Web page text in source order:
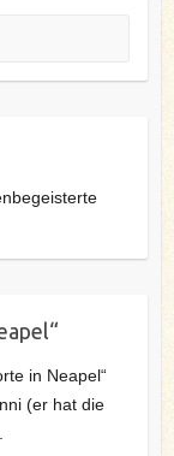
in Neapel“
(er hat die